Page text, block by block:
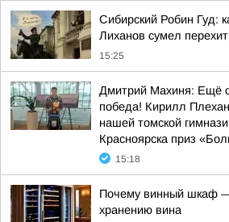
Сибирский Робин Гуд:
Лиханов сумел
15:25
Дмитрий Махиня: Ещё
победа! Кирилл
нашей томской
Красноярска приз
15:18
Почему винный шкаф
хранению вина